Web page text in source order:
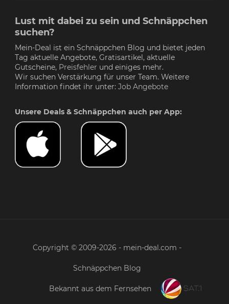
Lust mit dabei zu sein und Schnäppchen
suchen?
Mein-Deal ist ein Schnäppchen Blog und bietet jeden
Tag aktuelle Angebote, Gratisartikel, aktuelle
Gutscheine, Preisfehler und einiges mehr.
Wir suchen Verstärkung für unser Team. Weitere
Information findet ihr unter: Job Angebote
Unsere Deals & Schnäppchen auch per App:
Copyright © 2009-2026 - mein-deal.com -
Schnäppchen Blog
Bekannt aus dem Fernsehen